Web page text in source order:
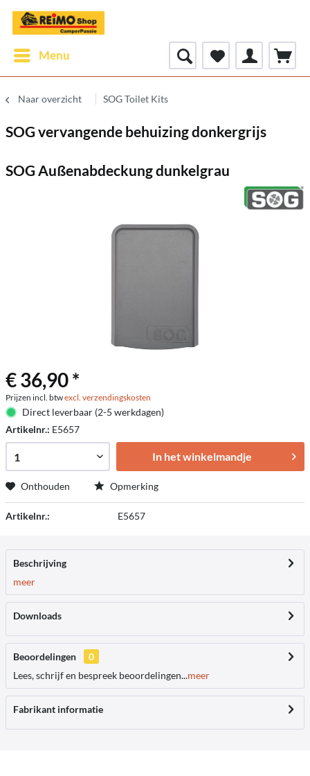
Menu
Naar overzicht SOG Toilet Kits
SOG vervangende behuizing donkergrijs
SOG Außenabdeckung dunkelgrau
€ 36,90 *
Prijzen incl. btwexcl. verzendingskosten
Direct leverbaar (2-5 werkdagen)
Artikelnr.: E5657
In het winkelmandje
Onthouden Opmerking
Artikelnr.: E5657
Beschrijving
meer
Downloads
Beoordelingen
0
Lees, schrijf en bespreek beoordelingen...meer
Fabrikant informatie